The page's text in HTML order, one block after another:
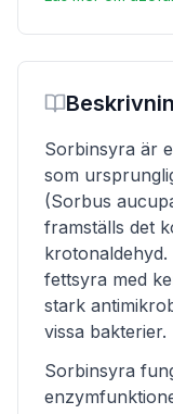
Sorbinsyra är
som
(Sorbus
framställs det
fettsyra med
stark
vissa bakterier.
Sorbinsyra